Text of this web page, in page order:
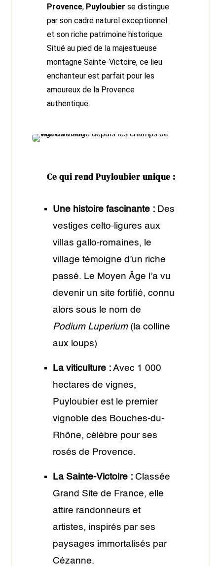
Provence, Puyloubier se distingue
par son cadre naturel exceptionnel
et son riche patrimoine historique.
Situé au pied de la majestueuse
montagne Sainte-Victoire, ce lieu
enchanteur est parfait pour les
amoureux de la Provence
authentique.
Ce qui rend Puyloubier unique :
Une histoire fascinante : Des
vestiges celto-ligures aux
villas gallo-romaines, le
village témoigne d’un riche
passé. Le Moyen Âge l’a vu
devenir un site fortifié, connu
alors sous le nom de
Podium Luperium(la colline
aux loups)
La viticulture : Avec 1 000
hectares de vignes,
Puyloubier est le premier
vignoble des Bouches-du-
Rhône, célèbre pour ses
rosés de Provence.
La Sainte-Victoire : Classée
Grand Site de France, elle
attire randonneurs et
artistes, inspirés par ses
paysages immortalisés par
Cézanne.